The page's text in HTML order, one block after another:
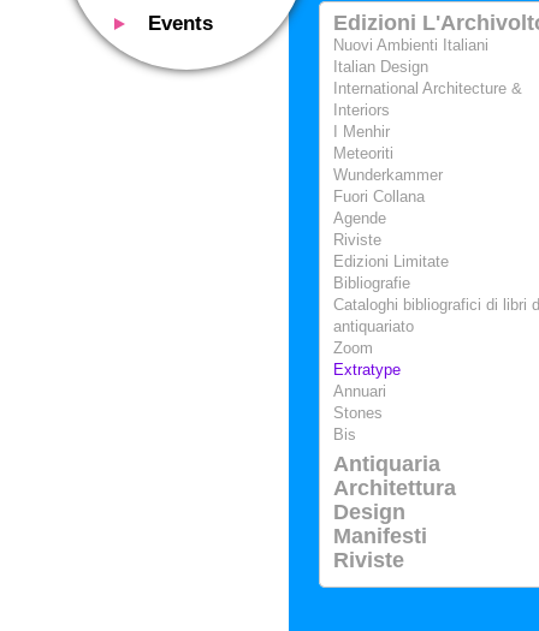
Servizi
Riviste
Presentazione
Si acquistano
Events
Presentazione
Edizioni
Nuovi Ambienti Italiani
Italian Design
International Architecture &
Interiors
I Menhir
Meteoriti
Wunderkammer
Fuori Collana
Agende
Riviste
Edizioni Limitate
Bibliografie
Cataloghi bibliografici di libri
antiquariato
Zoom
Extratype
Annuari
Stones
Bis
Antiquaria
Architettura
Design
Manifesti
Riviste